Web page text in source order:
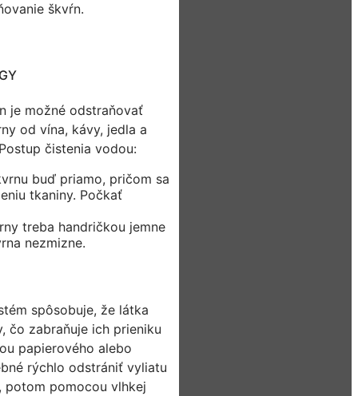
škvŕn.
je možné odstraňovať
od vína, kávy, jedla a
čistenia vodou:
buď priamo, pričom sa
tkaniny. Počkať
treba handričkou jemne
nezmizne.
spôsobuje, že látka
čo zabraňuje ich prieniku
papierového alebo
rýchlo odstrániť vyliatu
potom pomocou vlhkej